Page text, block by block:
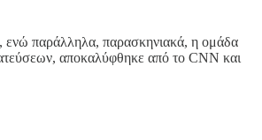
ενώ παράλληλα, παρασκηνιακά, η ομάδα
αποκαλύφθηκε από το CNN και